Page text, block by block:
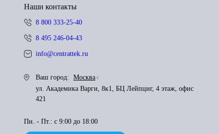
Наши контакты
8 800 333-25-40
8 495 246-04-43
info@centrattek.ru
Ваш город:
Москва
ул. Академика Варги, 8к1, БЦ Лейпциг, 4 этаж, офис
421
Пн. - Пт.: с 9:00 до 18:00